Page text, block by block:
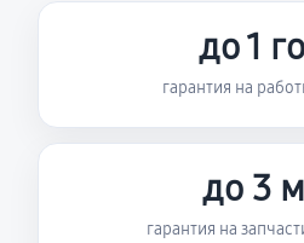
до 1
гарантия на
до 3
гарантия на